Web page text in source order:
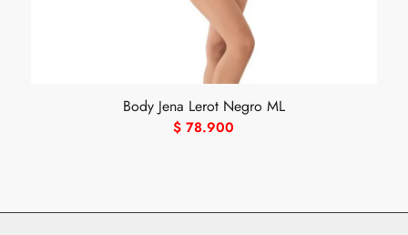
Body Jena Lerot Negro ML
$ 78.900